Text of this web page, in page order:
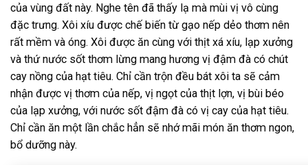
của vùng đất này. Nghe tên đã thấy lạ mà mùi vị vô cùng
đặc trưng. Xôi xíu được chế biến từ gạo nếp dẻo thơm nên
rất mềm và óng. Xôi được ăn cùng với thịt xá xíu, lạp xưởng
và thứ nước sốt thơm lừng mang hương vị đậm đà có chút
cay nồng của hạt tiêu. Chỉ cần trộn đều bát xôi ta sẽ cảm
nhận được vị thơm của nếp, vị ngọt của thịt lợn, vị bùi béo
của lạp xưởng, với nước sốt đậm đà có vị cay của hạt tiêu.
Chỉ cần ăn một lần chắc hẳn sẽ nhớ mãi món ăn thơm ngon,
bổ dưỡng này.